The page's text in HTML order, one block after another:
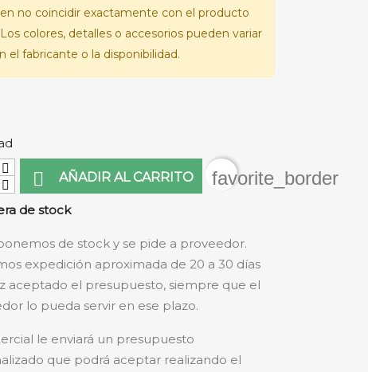
no coincidir exactamente con el producto
colores, detalles o accesorios pueden variar
el fabricante o la disponibilidad.
 AÑADIR AL CARRITO
favorite_border
de stock
de stock y se pide a proveedor.
expedición aproximada de 20 a 30 días
aceptado el presupuesto, siempre que el
lo pueda servir en ese plazo.
le enviará un presupuesto
que podrá aceptar realizando el